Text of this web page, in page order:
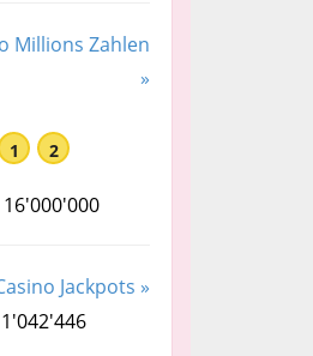
Millions Zahlen
»
1 2
Jackpots »